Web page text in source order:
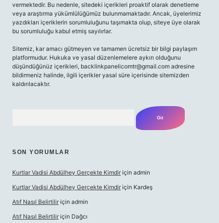
vermektedir. Bu nedenle, sitedeki içerikleri proaktif olarak denetleme
veya araştırma yükümlülüğümüz bulunmamaktadır. Ancak, üyelerimiz
yazdıkları içeriklerin sorumluluğunu taşımakta olup, siteye üye olarak
bu sorumluluğu kabul etmiş sayılırlar.
Sitemiz, kar amacı gütmeyen ve tamamen ücretsiz bir bilgi paylaşım
platformudur. Hukuka ve yasal düzenlemelere aykırı olduğunu
düşündüğünüz içerikleri, backlinkpanelicomtr@gmail.com adresine
bildirmeniz halinde, ilgili içerikler yasal süre içerisinde sitemizden
kaldırılacaktır.
SON YORUMLAR
Kurtlar Vadisi Abdülhey Gerçekte Kimdir için admin
Kurtlar Vadisi Abdülhey Gerçekte Kimdir için Kardeş
Atıf Nasıl Belirtilir için admin
Atıf Nasıl Belirtilir için Dağcı